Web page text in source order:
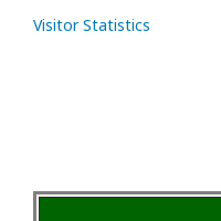
Visitor Statistics